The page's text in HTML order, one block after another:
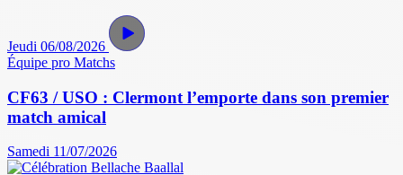
Jeudi 06/08/2026
Équipe pro Matchs
CF63 / USO : Clermont l’emporte dans son premier
match amical
Samedi 11/07/2026